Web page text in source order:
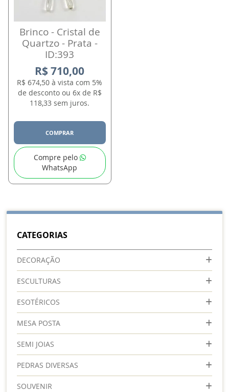
Brinco - Cristal de
Quartzo - Prata -
ID:393
R$ 710,00
R$ 674,50 à vista com 5%
de desconto ou 6x de R$
118,33 sem juros.
COMPRAR
Compre pelo
WhatsApp
CATEGORIAS
DECORAÇÃO
ESCULTURAS
ESOTÉRICOS
MESA POSTA
SEMI JOIAS
PEDRAS DIVERSAS
SOUVENIR